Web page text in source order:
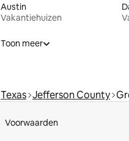
Austin
Vakantiehuizen
Toon meer
Texas Jefferson County
Voorwaarden